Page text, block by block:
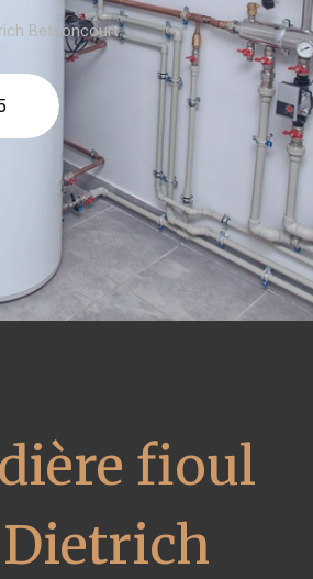
Bethoncourt
fioul
Dietrich